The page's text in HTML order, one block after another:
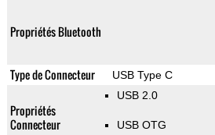
Propriétés Bluetooth
Type de Connecteur USB Type C
Propriétés
Connecteur
USB 2.0
USB OTG